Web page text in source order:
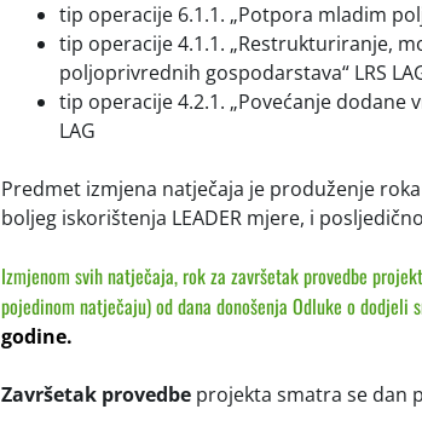
tip operacije 6.1.1. „Potpora mladim
tip operacije 4.1.1. „Restrukturiranje,
poljoprivrednih gospodarstava“ LRS
tip operacije 4.2.1. „Povećanje
LAG
Predmet izmjena natječaja je produženje
boljeg iskorištenja LEADER mjere, i posljedično
Izmjenom svih natječaja, rok za završetak provedbe
pojedinom natječaju) od dana donošenja Odluke o dodjeli
godine.
Završetak provedbe projekta smatra se dan